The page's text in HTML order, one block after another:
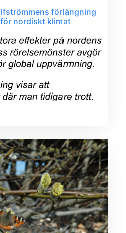
förlängning
nordiskt klimat